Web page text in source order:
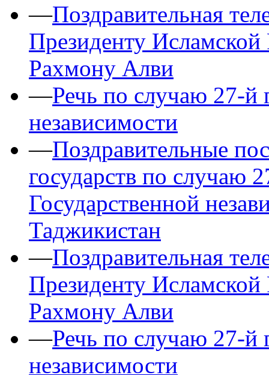
—Поздравительная
Президенту
Рахмону Алви
—Речь по случаю 27-й
независимости
—Поздравительные
государств по случаю
Государственной
Таджикистан
—Поздравительная
Президенту
Рахмону Алви
—Речь по случаю 27-й
независимости